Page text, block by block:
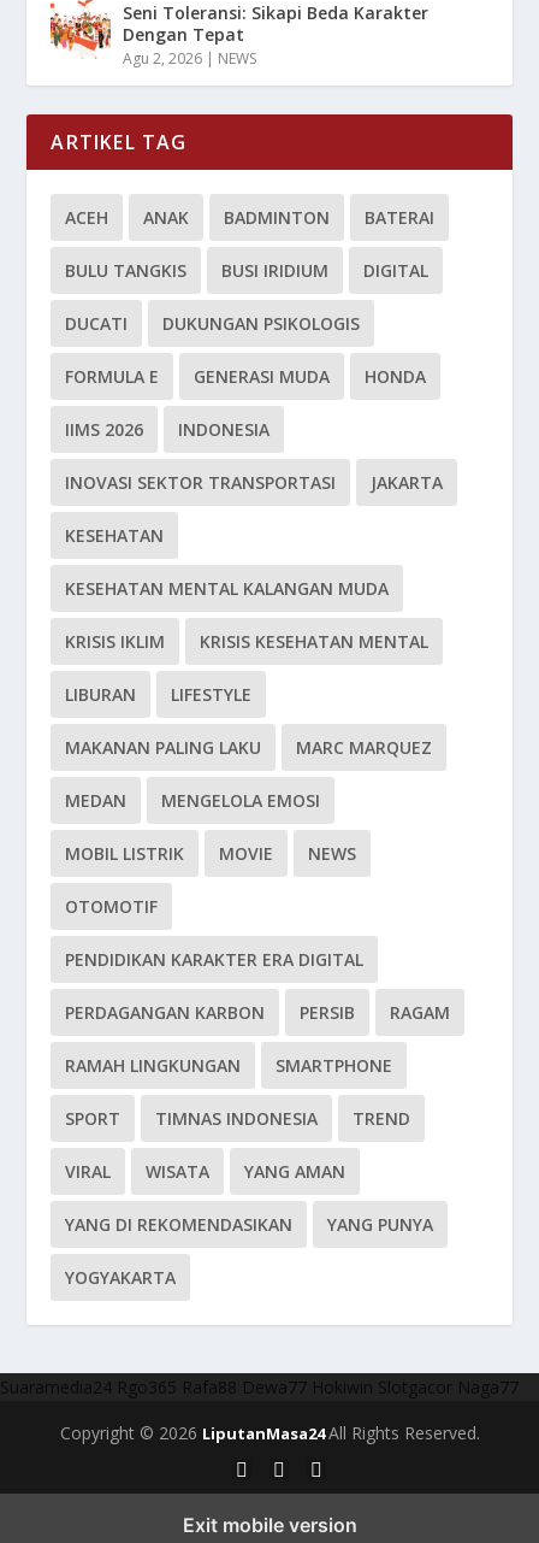
Seni Toleransi: Sikapi Beda Karakter
Dengan Tepat
Agu 2, 2026 | NEWS
ARTIKEL TAG
ACEH ANAK BADMINTON BATERAI
BULU TANGKIS BUSI IRIDIUM DIGITAL
DUCATI DUKUNGAN PSIKOLOGIS
FORMULA E GENERASI MUDA HONDA
IIMS 2026 INDONESIA
INOVASI SEKTOR TRANSPORTASI JAKARTA
KESEHATAN
KESEHATAN MENTAL KALANGAN MUDA
KRISIS IKLIM KRISIS KESEHATAN MENTAL
LIBURAN LIFESTYLE
MAKANAN PALING LAKU MARC MARQUEZ
MEDAN MENGELOLA EMOSI
MOBIL LISTRIK MOVIE NEWS
OTOMOTIF
PENDIDIKAN KARAKTER ERA DIGITAL
PERDAGANGAN KARBON PERSIB RAGAM
RAMAH LINGKUNGAN SMARTPHONE
SPORT TIMNAS INDONESIA TREND
VIRAL WISATA YANG AMAN
YANG DI REKOMENDASIKAN YANG PUNYA
YOGYAKARTA
Suaramedia24 Rgo365 Rafa88 Dewa77 Hokiwin Slotgacor Naga77
Copyright © 2026 LiputanMasa24All Rights Reserved.
Exit mobile version